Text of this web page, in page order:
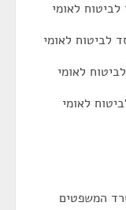
לאומי
לביטוח לאומי
לאומי
לאומי
המשפטים